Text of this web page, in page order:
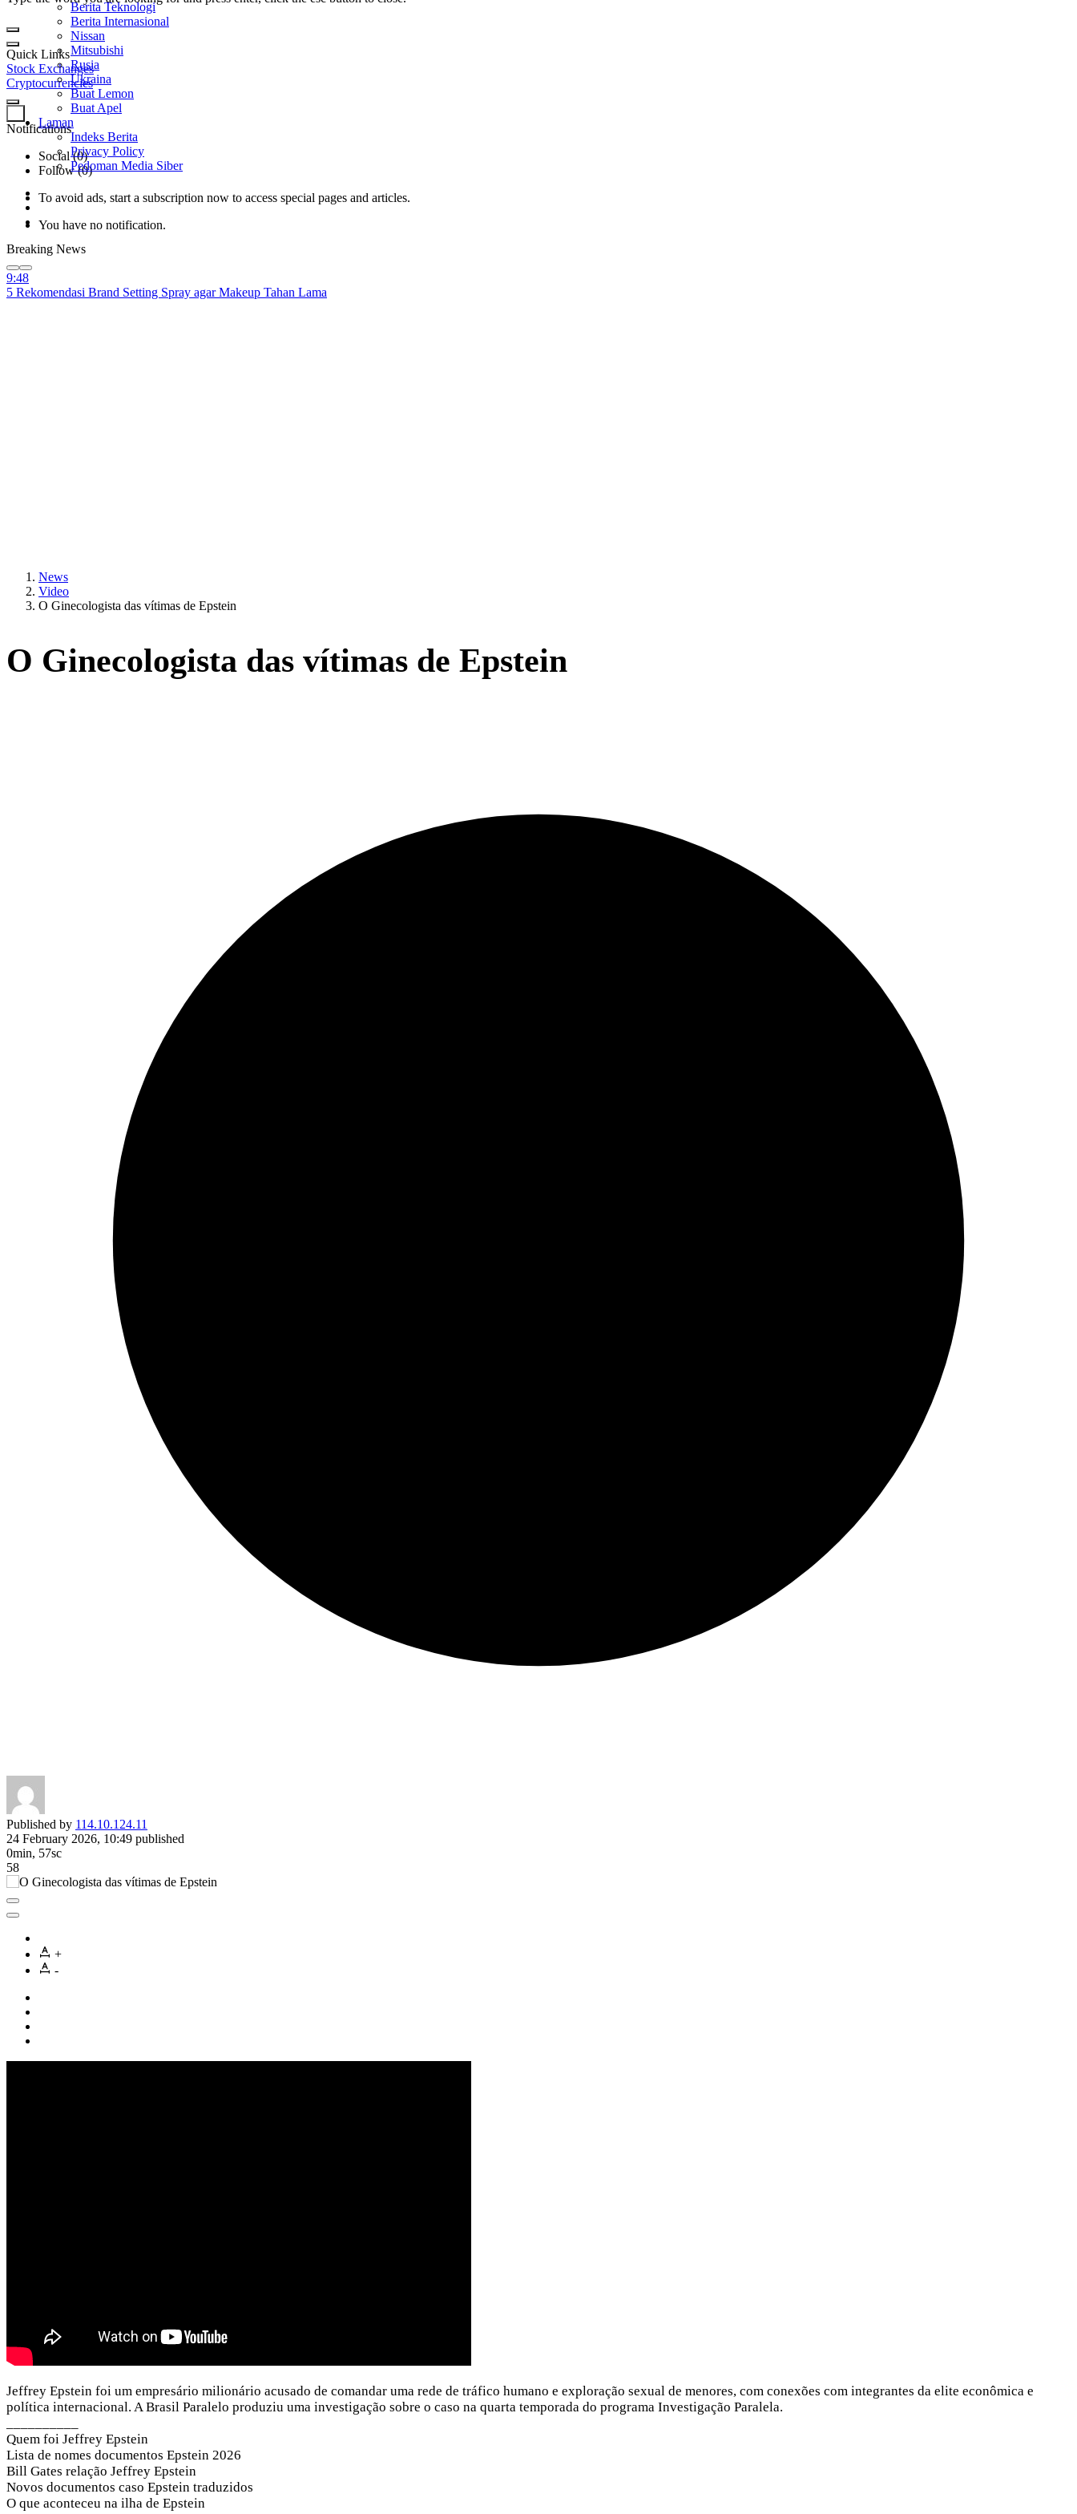
Quick Links
Stock Exchanges
Cryptocurrencies
Notifications
Social (0)
Follow (0)
To avoid ads, start a subscription now to access special pages and articles.
You have no notification.
Berita Teknologi
Berita Internasional
Nissan
Mitsubishi
Rusia
Ukraina
Buat Lemon
Buat Apel
Laman
Indeks Berita
Privacy Policy
Pedoman Media Siber
Breaking News
9:48
5 Rekomendasi Brand Setting Spray agar Makeup Tahan Lama
News
Video
O Ginecologista das vítimas de Epstein
O Ginecologista das vítimas de Epstein
Published by 114.10.124.11
24 February 2026, 10:49 published
0min, 57sc
58
+
-
Jeffrey Epstein foi um empresário milionário acusado de comandar uma rede de tráfico humano e exploração sexual de menores, com conexões com integrantes da elite econômica e
política internacional. A Brasil Paralelo produziu uma investigação sobre o caso na quarta temporada do programa Investigação Paralela.
Quem foi Jeffrey Epstein
Lista de nomes documentos Epstein 2026
Bill Gates relação Jeffrey Epstein
Novos documentos caso Epstein traduzidos
O que aconteceu na ilha de Epstein